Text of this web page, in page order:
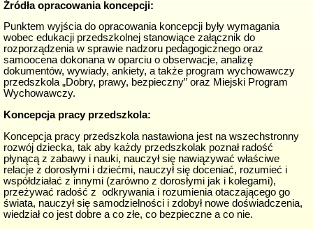
Źródła opracowania koncepcji:
Punktem wyjścia do opracowania koncepcji były wymagania
wobec edukacji przedszkolnej stanowiące załącznik do
rozporządzenia w sprawie nadzoru pedagogicznego oraz
samoocena dokonana w oparciu o obserwacje, analizę
dokumentów, wywiady, ankiety, a także program wychowawczy
przedszkola „Dobry, prawy, bezpieczny” oraz Miejski Program
Wychowawczy.
Koncepcja pracy przedszkola:
Koncepcja pracy przedszkola nastawiona jest na wszechstronny
rozwój dziecka, tak aby każdy przedszkolak poznał radość
płynącą z zabawy i nauki, nauczył się nawiązywać właściwe
relacje z dorosłymi i dziećmi, nauczył się doceniać, rozumieć i
współdziałać z innymi (zarówno z dorosłymi jak i kolegami),
przeżywać radość z odkrywania i rozumienia otaczającego go
świata, nauczył się samodzielności i zdobył nowe doświadczenia,
wiedział co jest dobre a co złe, co bezpieczne a co nie.